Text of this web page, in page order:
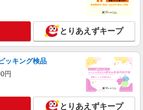
。○。・゜+゜・。○。・゜+゜ 入社祝い金10
有) ★月2回払い・週払い可能（規程
゜・。○。・゜+゜・。○。・゜+゜
詳細を見る
携帯販売【ワイモバイル】
時給1400円〜1450円（経験・能力による） ※
代支給 ★交通費別途支給（規定あり） ゜
。○。・゜+゜・。○。・゜+゜ 入社祝い金10
分県大分市の家電量販店
とりあえずキープ
ッキング検品
円
とりあえずキープ